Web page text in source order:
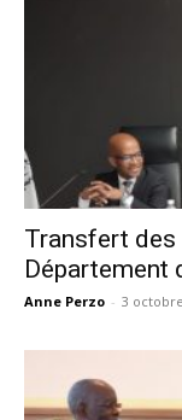
Transfert des
Département
Anne Perzo - 3